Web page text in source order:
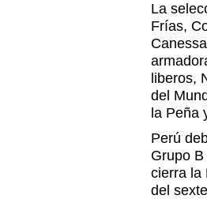
La
Frías,
liberos,
del
la Peña
Perú
Grupo
cierra la
del